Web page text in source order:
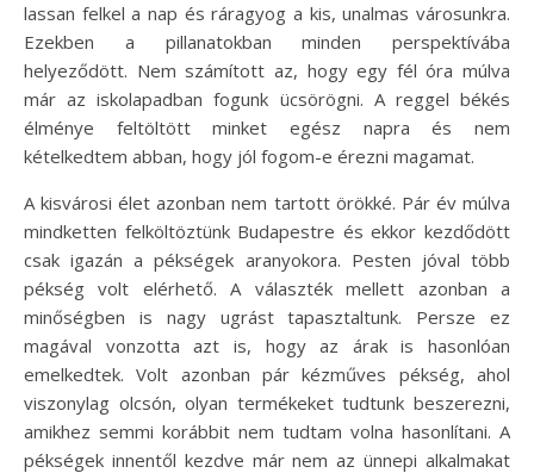
lassan felkel a nap és ráragyog a kis, unalmas városunkra.
Ezekben a pillanatokban minden perspektívába
helyeződött. Nem számított az, hogy egy fél óra múlva
már az iskolapadban fogunk ücsörögni. A reggel békés
élménye feltöltött minket egész napra és nem
kételkedtem abban, hogy jól fogom-e érezni magamat.
A kisvárosi élet azonban nem tartott örökké. Pár év múlva
mindketten felköltöztünk Budapestre és ekkor kezdődött
csak igazán a pékségek aranyokora. Pesten jóval több
pékség volt elérhető. A választék mellett azonban a
minőségben is nagy ugrást tapasztaltunk. Persze ez
magával vonzotta azt is, hogy az árak is hasonlóan
emelkedtek. Volt azonban pár kézműves pékség, ahol
viszonylag olcsón, olyan termékeket tudtunk beszerezni,
amikhez semmi korábbit nem tudtam volna hasonlítani. A
pékségek innentől kezdve már nem az ünnepi alkalmakat